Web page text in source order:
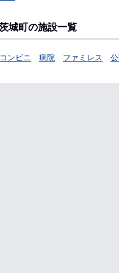
城町の施設一覧
コンビニ 病院 ファミレス